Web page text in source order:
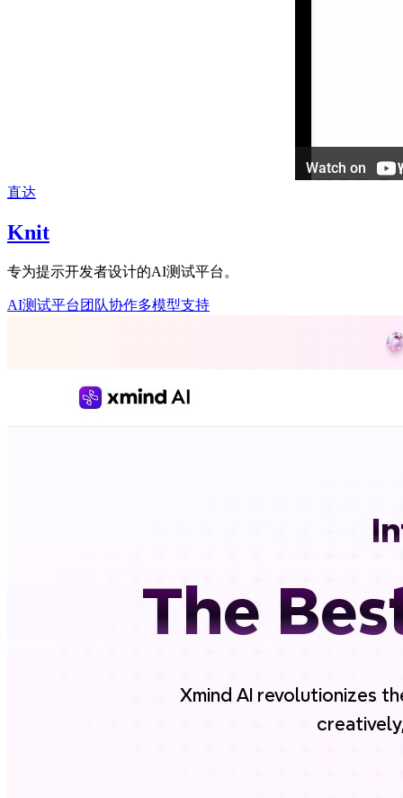
直达
Knit
专为提示开发者设计的AI测试平台。
AI测试平台 团队协作多模型支持